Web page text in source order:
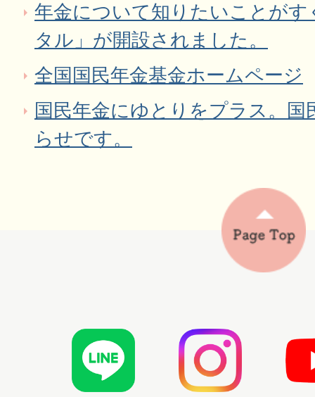
年金について知りたいことが
タル」が開設されました。
全国国民年金基金ホームページ
国民年金にゆとりをプラス。国
らせです。